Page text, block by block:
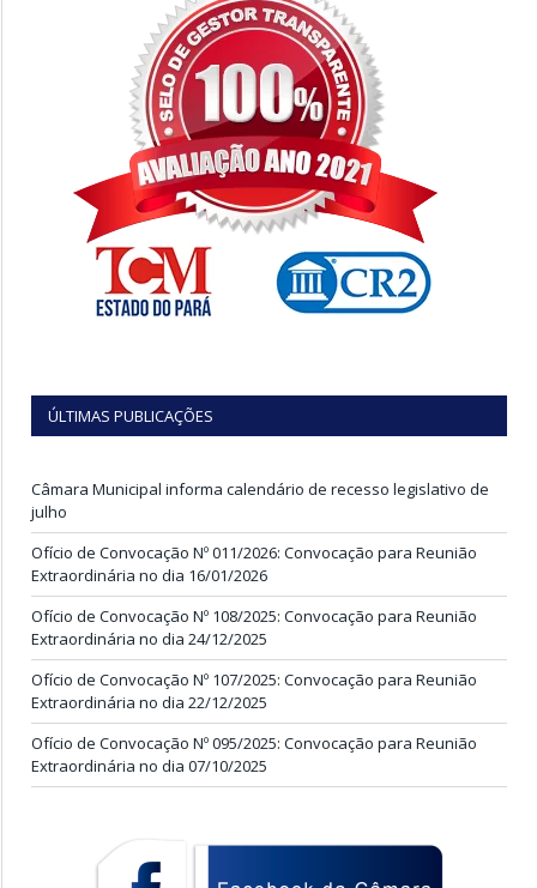
ÚLTIMAS PUBLICAÇÕES
Câmara Municipal informa calendário de recesso legislativo de
julho
Ofício de Convocação Nº 011/2026: Convocação para Reunião
Extraordinária no dia 16/01/2026
Ofício de Convocação Nº 108/2025: Convocação para Reunião
Extraordinária no dia 24/12/2025
Ofício de Convocação Nº 107/2025: Convocação para Reunião
Extraordinária no dia 22/12/2025
Ofício de Convocação Nº 095/2025: Convocação para Reunião
Extraordinária no dia 07/10/2025